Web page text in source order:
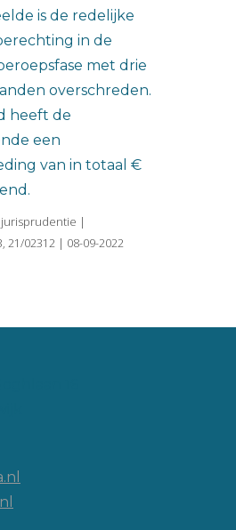
is de redelijke
in de
met drie
overschreden.
heeft de
een
van in totaal €
jurisprudentie |
21/02312 | 08-09-2022